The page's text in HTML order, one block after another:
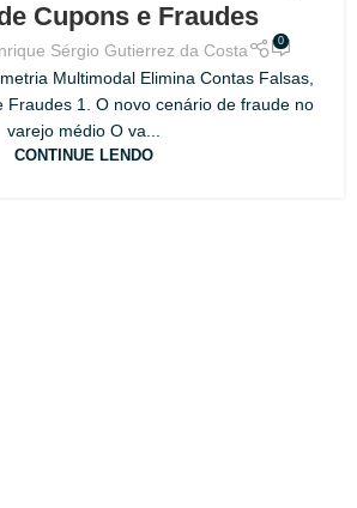
Cupons e Fraudes
Sérgio Gutierrez da Costa 0
Multimodal Elimina Contas Falsas,
Fraudes 1. O novo cenário de fraude no
varejo médio O va...
CONTINUE LENDO